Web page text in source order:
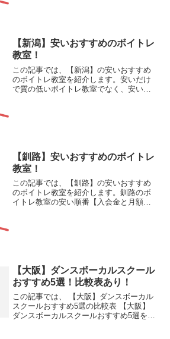
【新潟】安いおすすめのボイトレ
教室！
この記事では、【新潟】の安いおすすめ
のボイトレ教室を紹介します。安いだけ
で質の低いボイトレ教室でなく、安いの
【釧路】安いおすすめのボイトレ
教室！
この記事では、【釧路】の安いおすすめ
のボイトレ教室を紹介します。釧路のボ
イトレ教室の安い順番【入会金と月額費
【大阪】ダンスボーカルスクール
おすすめ5選！比較表あり！
この記事では、 【大阪】ダンスボーカル
スクールおすすめ5選の比較表 【大阪】
ダンスボーカルスクールおすすめ5選を紹